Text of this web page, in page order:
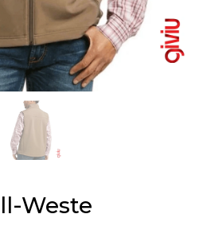
Weste